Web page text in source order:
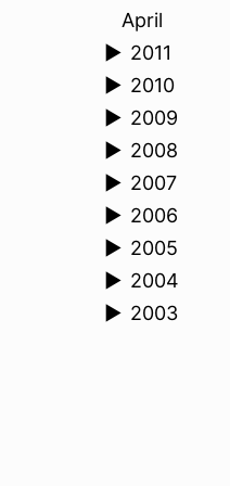
April
► 2011
► 2010
► 2009
► 2008
► 2007
► 2006
► 2005
► 2004
► 2003